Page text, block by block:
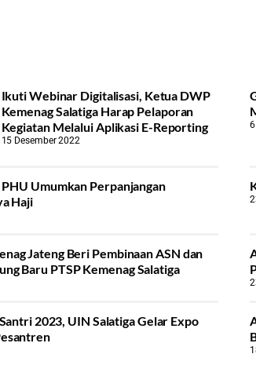
Ikuti Webinar Digitalisasi, Ketua DWP
Kemenag Salatiga Harap Pelaporan
Kegiatan Melalui Aplikasi E-Reporting
15 Desember 2022
PHU Umumkan Perpanjangan
Haji
Jateng Beri Pembinaan ASN dan
Baru PTSP Kemenag Salatiga
2023, UIN Salatiga Gelar Expo